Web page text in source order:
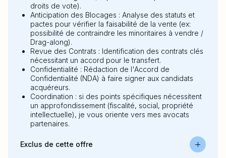
droits de vote).
Anticipation des Blocages : Analyse des statuts et
pactes pour vérifier la faisabilité de la vente (ex:
possibilité de contraindre les minoritaires à vendre /
Drag-along).
Revue des Contrats : Identification des contrats clés
nécessitant un accord pour le transfert.
Confidentialité : Rédaction de l'Accord de
Confidentialité (NDA) à faire signer aux candidats
acquéreurs.
Coordination : si des points spécifiques nécessitent
un approfondissement (fiscalité, social, propriété
intellectuelle), je vous oriente vers mes avocats
partenaires.
Exclus de cette offre